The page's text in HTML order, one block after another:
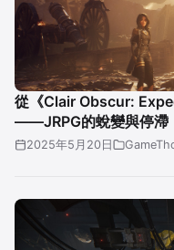
從《Clair Obscur:
——JRPG的蛻變與停滯
2025年5月20日